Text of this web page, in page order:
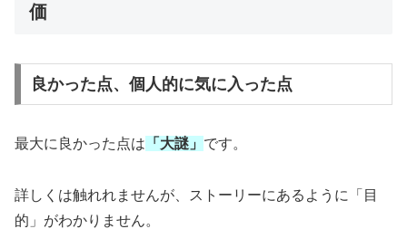
価
良かった点、個人的に気に入った点
最大に良かった点は 「大謎」 です。
詳しくは触れれませんが、ストーリーにあるように「目
的」がわかりません。